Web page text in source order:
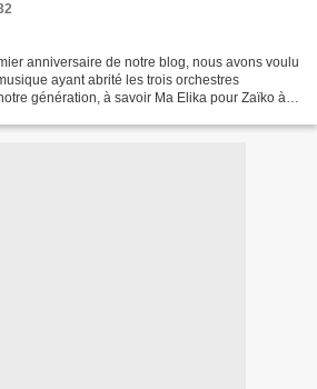
anniversaire de notre blog, nous avons voulu
ayant abrité les trois orchestres
génération, à savoir Ma Elika pour Zaïko à